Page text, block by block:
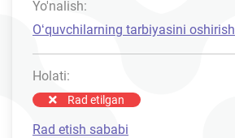
Yo'nalish:
Oʻquvchilarning tarbiyasini oshirish
Holati:
Rad etilgan
Rad etish sababi